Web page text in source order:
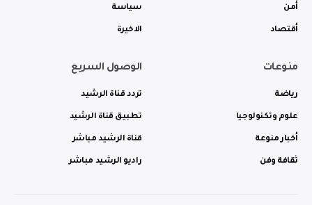
أمن
أقتصاد
سياسة
الاخيرة
منوعات
رياضة
علوم وتكنولوجيا
أخبار منوعة
ثقافة وفن
الوصول السريع
تردد قناة الرشيد
تطبيق قناة الرشيد
قناة الرشيد مباشر
راديو الرشيد مباشر